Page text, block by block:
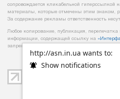
http://asn.in.ua wants to:
Show notifications
сопровождается кликабельной гиперссылкой
материалы, которые отмечены этим знаком,
За содержание рекламы ответственность
Любое копирование, публикация,
информации, содержащей ссылку на
запрещается.